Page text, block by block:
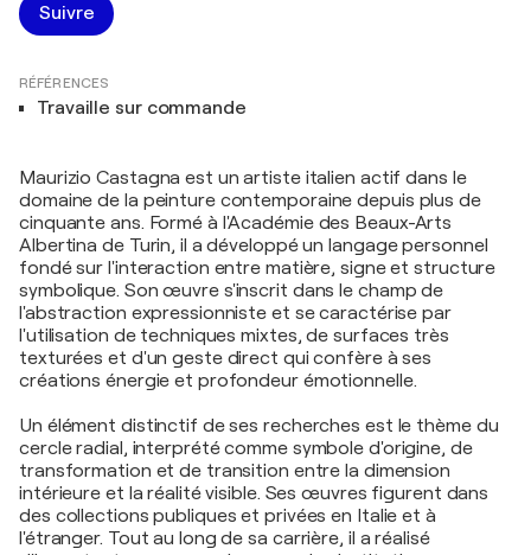
Suivre
RÉFÉRENCES
Travaille sur commande
Maurizio Castagna est un artiste italien actif dans le
domaine de la peinture contemporaine depuis plus de
cinquante ans. Formé à l'Académie des Beaux-Arts
Albertina de Turin, il a développé un langage personnel
fondé sur l'interaction entre matière, signe et structure
symbolique. Son œuvre s'inscrit dans le champ de
l'abstraction expressionniste et se caractérise par
l'utilisation de techniques mixtes, de surfaces très
texturées et d'un geste direct qui confère à ses
créations énergie et profondeur émotionnelle.
Un élément distinctif de ses recherches est le thème du
cercle radial, interprété comme symbole d'origine, de
transformation et de transition entre la dimension
intérieure et la réalité visible. Ses œuvres figurent dans
des collections publiques et privées en Italie et à
l'étranger. Tout au long de sa carrière, il a réalisé